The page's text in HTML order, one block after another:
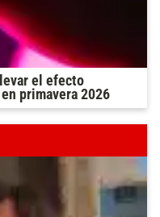
el efecto
primavera 2026